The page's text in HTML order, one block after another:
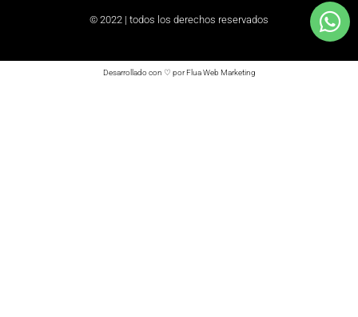
© 2022 | todos los derechos reservados
Desarrollado con ♡ por Flua Web Marketing